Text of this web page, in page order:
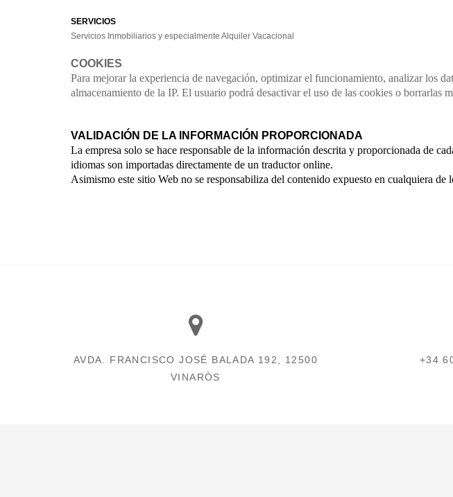
SERVICIOS
Servicios Inmobiliarios y especialmente Alquiler Vacacional
COOKIES
Para mejorar la experiencia de navegación, optimizar el funcionamiento, analizar los
almacenamiento de la IP. El usuario podrá desactivar el uso de las cookies o borrarlas
VALIDACIÓN DE LA INFORMACIÓN PROPORCIONADA
La empresa solo se hace responsable de la información descrita y proporcionada de
idiomas son importadas directamente de un traductor online.
Asimismo este sitio Web no se responsabiliza del contenido expuesto en cualquiera de
AVDA. FRANCISCO JOSÉ BALADA 192, 12500
VINARÒS
+34